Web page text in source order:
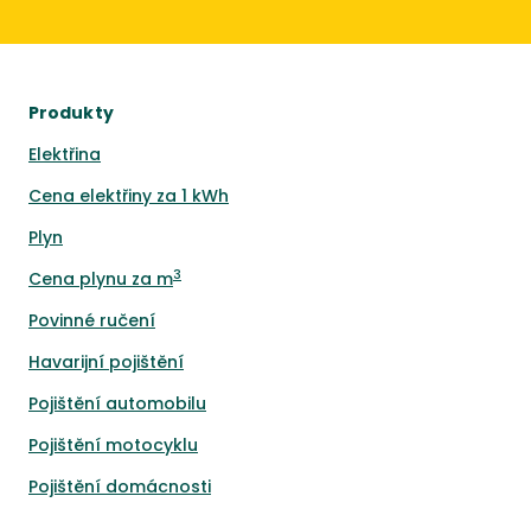
Produkty
Elektřina
Cena elektřiny za 1 kWh
Plyn
Cena plynu za m3
Povinné ručení
Havarijní pojištění
Pojištění automobilu
Pojištění motocyklu
Pojištění domácnosti